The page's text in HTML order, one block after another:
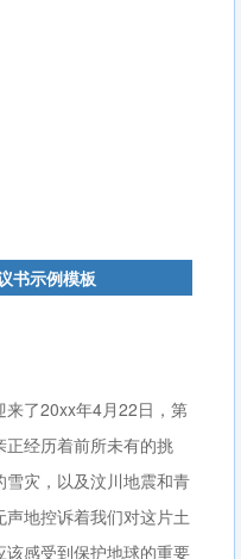
书示例模板
了20xx年4月22日，第
经历着前所未有的挑
灾，以及汶川地震和青
地控诉着我们对这片土
感受到保护地球的重要